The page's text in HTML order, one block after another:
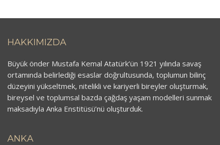
HAKKIMIZDA
Büyük önder Mustafa Kemal Atatürk’ün 1921 yılında savaş
ortamında belirlediği esaslar doğrultusunda, toplumun bilinç
düzeyini yükseltmek, nitelikli ve kariyerli bireyler oluşturmak,
bireysel ve toplumsal bazda çağdaş yaşam modelleri sunmak
maksadıyla Anka Enstitüsü’nü oluşturduk.
ANKA